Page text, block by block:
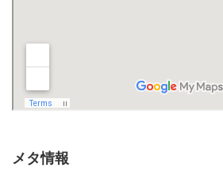
メタ情報